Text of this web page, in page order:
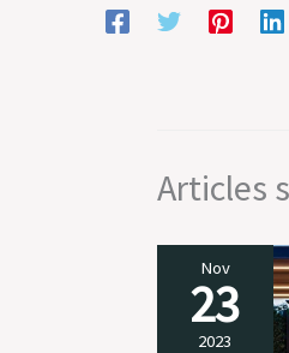
Articles
Nov
23
2023